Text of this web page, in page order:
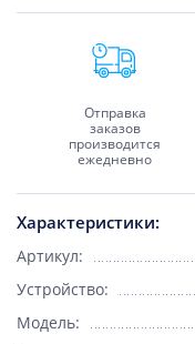
Характеристики:
Артикул:
Устройство:
Модель:
Отправка
заказов
производится
ежедневно